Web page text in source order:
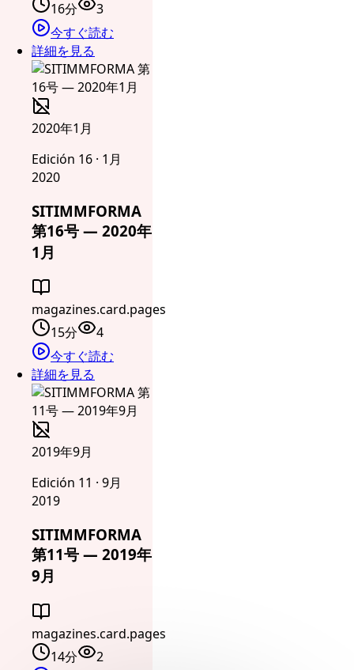
16分
3
今すぐ読む
詳細を見る
2020年1月
Edición 16 · 1月
2020
SITIMMFORMA
第16号 — 2020年
1月
magazines.card.pages
15分
4
今すぐ読む
詳細を見る
2019年9月
Edición 11 · 9月
2019
SITIMMFORMA
第11号 — 2019年
9月
magazines.card.pages
14分
2